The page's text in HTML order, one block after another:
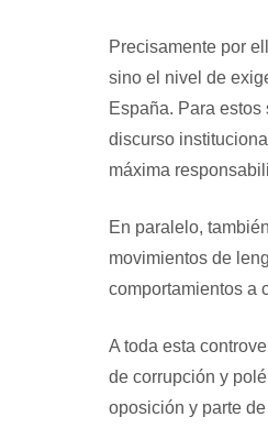
Precisamente por
sino el nivel de
España. Para
discurso
máxima
En paralelo,
movimientos de
comportamientos a
A toda esta
de corrupción y
oposición y parte